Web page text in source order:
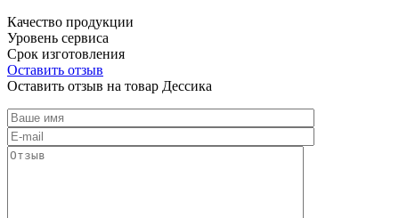
Качество продукции
Уровень сервиса
Срок изготовления
Оставить отзыв
Оставить отзыв на товар Дессика